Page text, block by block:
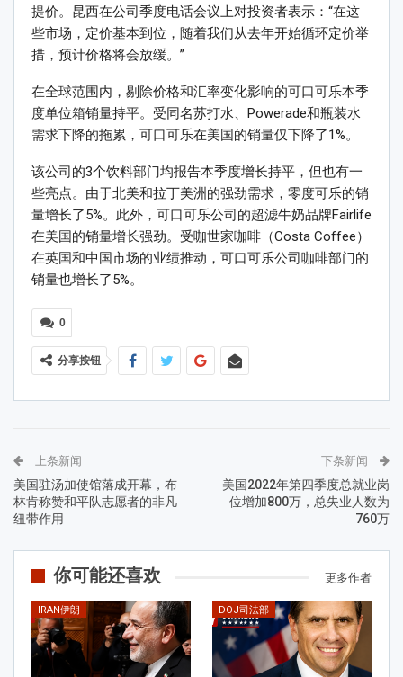
提价。昆西在公司季度电话会议上对投资者表示：“在这
些市场，定价基本到位，随着我们从去年开始循环定价举
措，预计价格将会放缓。”
在全球范围内，剔除价格和汇率变化影响的可口可乐本季
度单位箱销量持平。受同名苏打水、Powerade和瓶装水
需求下降的拖累，可口可乐在美国的销量仅下降了1%。
该公司的3个饮料部门均报告本季度增长持平，但也有一
些亮点。由于北美和拉丁美洲的强劲需求，零度可乐的销
量增长了5%。此外，可口可乐公司的超滤牛奶品牌Fairlife
在美国的销量增长强劲。受咖世家咖啡（Costa Coffee）
在英国和中国市场的业绩推动，可口可乐公司咖啡部门的
销量也增长了5%。
0
分享按钮
上条新闻
美国驻汤加使馆落成开幕，布
林肯称赞和平队志愿者的非凡
纽带作用
下条新闻
美国2022年第四季度总就业岗
位增加800万，总失业人数为
760万
你可能还喜欢 更多作者
IRAN伊朗 DOJ司法部